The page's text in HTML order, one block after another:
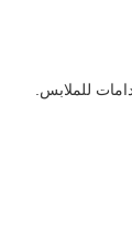
للملابس.